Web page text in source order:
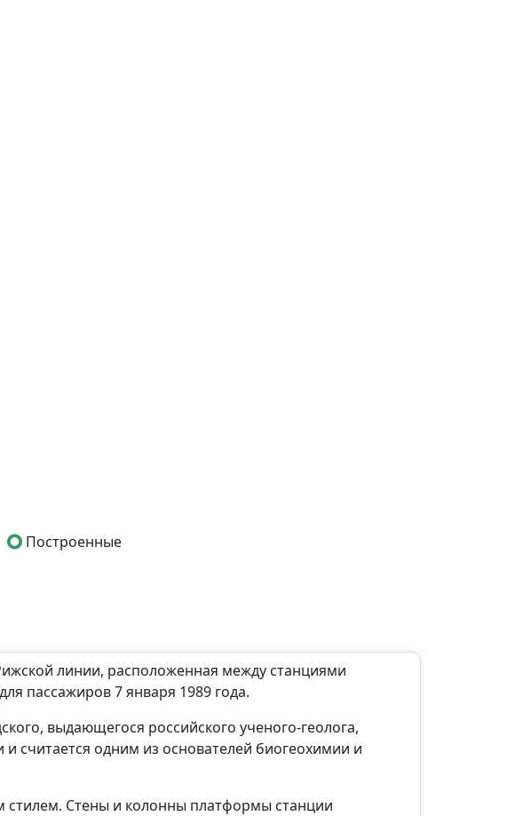
Построенные
линии, расположенная между станциями
пассажиров 7 января 1989 года.
выдающегося российского ученого-геолога,
считается одним из основателей биогеохимии и
стилем. Стены и колонны платформы станции